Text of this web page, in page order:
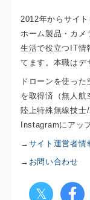
2012年からサイ
ホーム製品・カメ
生活で役立つIT情
てます。本職はデ
ドローンを使っ
を取得済（無人航
陸上特殊無線技
Instagramにアッ
→ サイト運営者情
→ お問い合わせ